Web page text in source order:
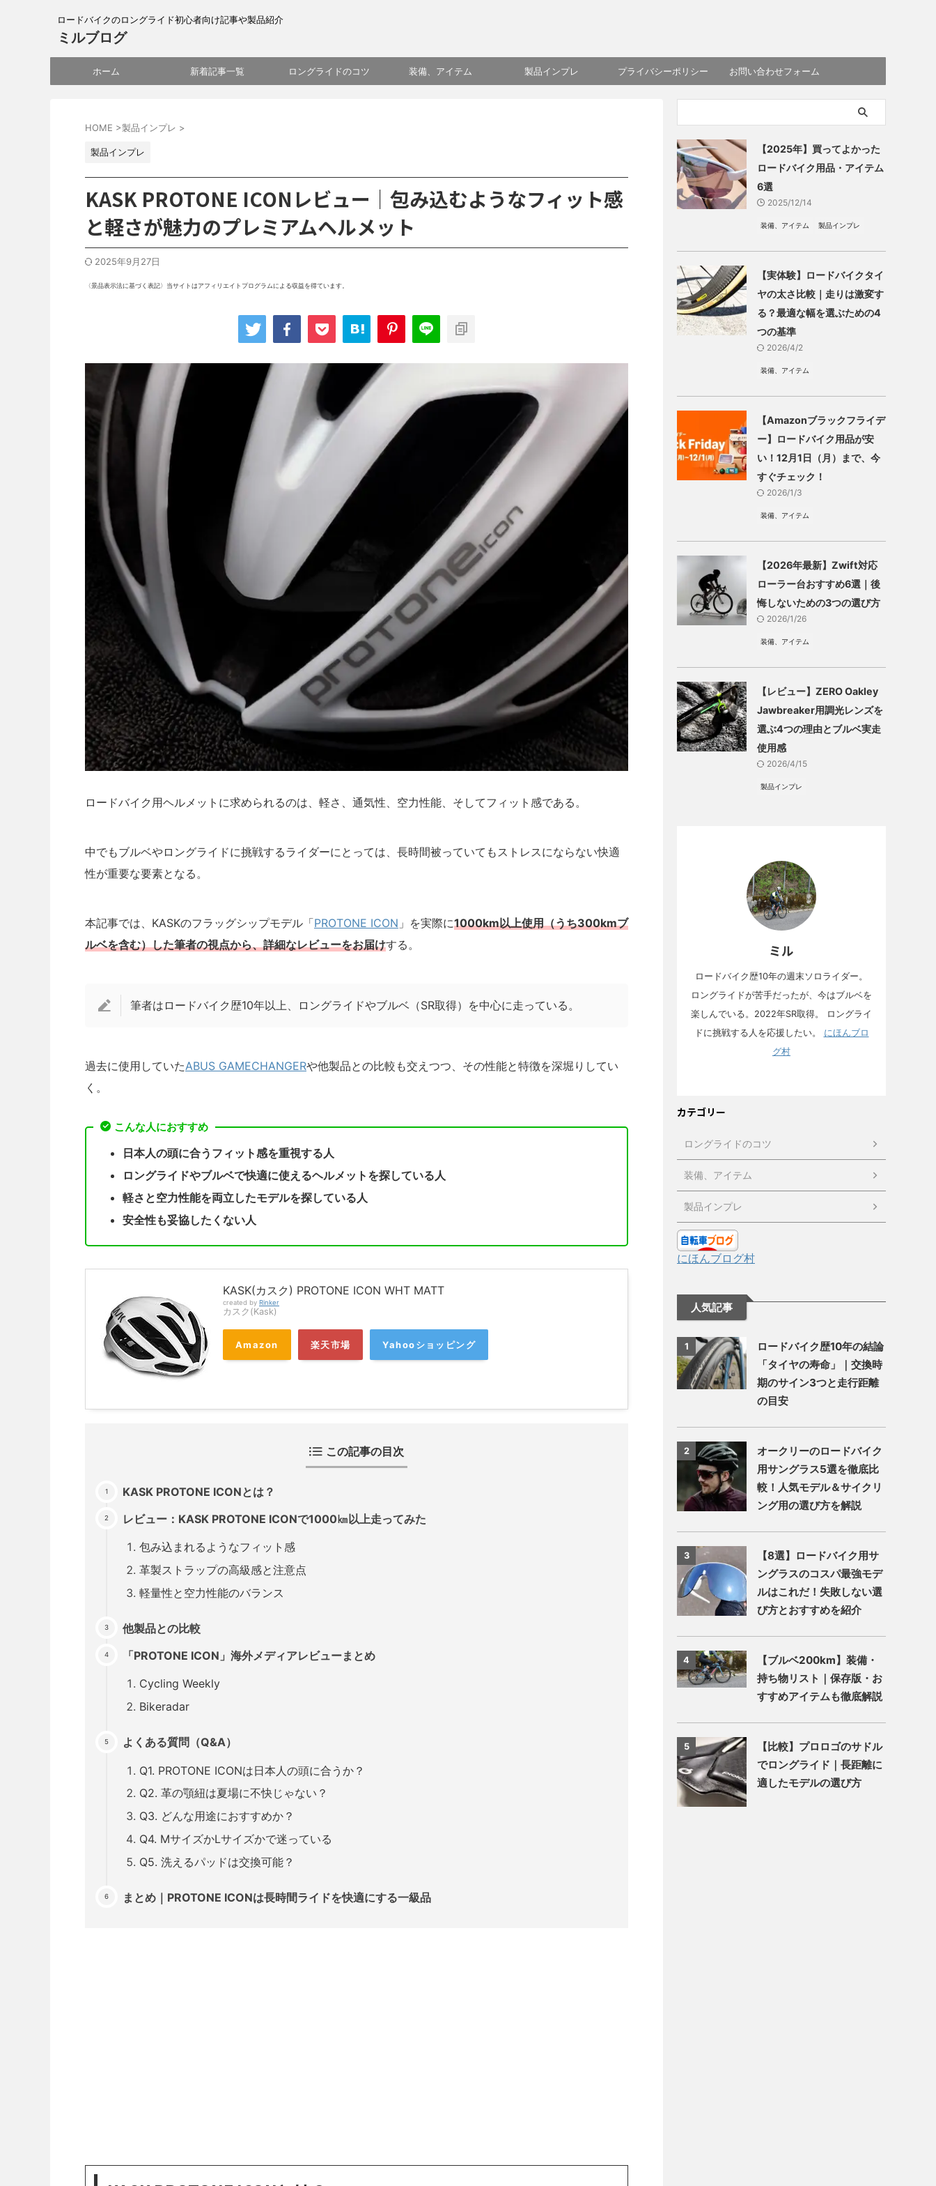
ロードバイクのロングライド初心者向け記事や製品紹介
ミルブログ
ホーム 新着記事一覧 ロングライドのコツ 装備、アイテム 製品インプレ プライバシーポリシー お問い合わせフォーム
HOME >製品インプレ >
製品インプレ
KASK PROTONE ICONレビュー｜包み込むようなフィット感
と軽さが魅力のプレミアムヘルメット
2025年9月27日
〈景品表示法に基づく表記〉当サイトはアフィリエイトプログラムによる収益を得ています。
ロードバイク用ヘルメットに求められるのは、軽さ、通気性、空力性能、そしてフィット感である。
中でもブルベやロングライドに挑戦するライダーにとっては、長時間被っていてもストレスにならない快適
性が重要な要素となる。
本記事では、KASKのフラッグシップモデル「PROTONE ICON 」を実際に1000km以上使用（うち300kmブ
ルベを含む）した筆者の視点から、詳細なレビューをお届けする。
筆者はロードバイク歴10年以上、ロングライドやブルベ（SR取得）を中心に走っている。
過去に使用していたABUS GAMECHANGERや他製品との比較も交えつつ、その性能と特徴を深堀りしてい
く。
こんな人におすすめ
日本人の頭に合うフィット感を重視する人
ロングライドやブルベで快適に使えるヘルメットを探している人
軽さと空力性能を両立したモデルを探している人
安全性も妥協したくない人
KASK(カスク) PROTONE ICON WHT MATT
created by Rinker
カスク(Kask)
Amazon 楽天市場 Yahooショッピング
この記事の目次
KASK PROTONE ICONとは？
レビュー：KASK PROTONE ICONで1000㎞以上走ってみた
包み込まれるようなフィット感
革製ストラップの高級感と注意点
軽量性と空力性能のバランス
他製品との比較
「PROTONE ICON」海外メディアレビューまとめ
Cycling Weekly
Bikeradar
よくある質問（Q&A）
Q1. PROTONE ICONは日本人の頭に合うか？
Q2. 革の顎紐は夏場に不快じゃない？
Q3. どんな用途におすすめか？
Q4. MサイズかLサイズかで迷っている
Q5. 洗えるパッドは交換可能？
まとめ｜PROTONE ICONは長時間ライドを快適にする一級品
【2025年】買ってよかった
ロードバイク用品・アイテム
6選
2025/12/14
装備、アイテム 製品インプレ
【実体験】ロードバイクタイ
ヤの太さ比較｜走りは激変す
る？最適な幅を選ぶための4
つの基準
2026/4/2
装備、アイテム
【Amazonブラックフライデ
ー】ロードバイク用品が安
い！12月1日（月）まで、今
すぐチェック！
2026/1/3
装備、アイテム
【2026年最新】Zwift対応
ローラー台おすすめ6選｜後
悔しないための3つの選び方
2026/1/26
装備、アイテム
【レビュー】ZERO Oakley
Jawbreaker用調光レンズを
選ぶ4つの理由とブルベ実走
使用感
2026/4/15
製品インプレ
ミル
ロードバイク歴10年の週末ソロライダー。
ロングライドが苦手だったが、今はブルベを
楽しんでいる。2022年SR取得。 ロングライ
ドに挑戦する人を応援したい。 にほんブロ
グ村
カテゴリー
ロングライドのコツ
装備、アイテム
製品インプレ
にほんブログ村
人気記事
1
ロードバイク歴10年の結論
「タイヤの寿命」｜交換時
期のサイン3つと走行距離
の目安
2
オークリーのロードバイク
用サングラス5選を徹底比
較！人気モデル＆サイクリ
ング用の選び方を解説
3
【8選】ロードバイク用サ
ングラスのコスパ最強モデ
ルはこれだ！失敗しない選
び方とおすすめを紹介
4
【ブルベ200km】装備・
持ち物リスト｜保存版・お
すすめアイテムも徹底解説
5
【比較】プロロゴのサドル
でロングライド｜長距離に
適したモデルの選び方